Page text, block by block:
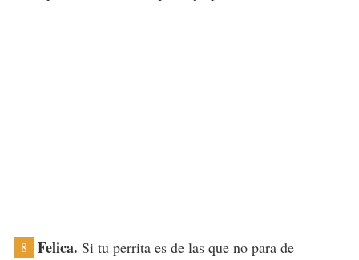
8 Felica. Si tu perrita es de las que no para de